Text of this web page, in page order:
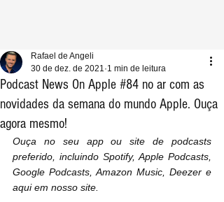
Podcast News On Apple #84 no ar com as
novidades da semana do mundo Apple. Ouça
agora mesmo!
Rafael de Angeli
30 de dez. de 2021 1 min de leitura
Ouça no seu app ou site de podcasts
preferido, incluindo Spotify, Apple Podcasts,
Google Podcasts, Amazon Music, Deezer e
aqui em nosso site.